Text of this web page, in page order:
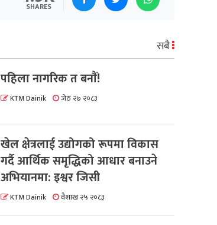
SHARES
सबै
पहिला नागरिक त बनाैं!
KTM Dainik जेठ २७ २०८३
खेल क्षेत्रलाई उद्योगको रूपमा विकास
गर्दै आर्थिक समृद्धिको आधार बनाउने
अभियानमा: इश्वर जिसी
KTM Dainik वैशाख २५ २०८३